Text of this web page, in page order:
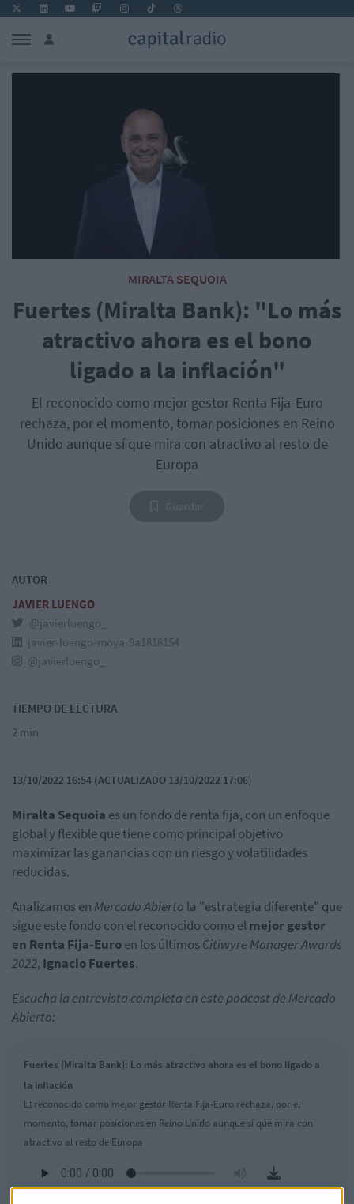
MIRALTA SEQUOIA
Fuertes (Miralta Bank): "Lo más
atractivo ahora es el bono
ligado a la inflación"
El reconocido como mejor gestor Renta Fija-Euro
rechaza, por el momento, tomar posiciones en Reino
Unido aunque sí que mira con atractivo al resto de
Europa
AUTOR
JAVIER LUENGO
@javierluengo_
javier-luengo-moya-9a1818154
@javierluengo_
TIEMPO DE LECTURA
2 min
13/10/2022 16:54 (ACTUALIZADO 13/10/2022 17:06)
Miralta Sequoia es un fondo de renta fija, con un enfoque
global y flexible que tiene como principal objetivo
maximizar las ganancias con un riesgo y volatilidades
reducidas.
Analizamos en Mercado Abierto la "estrategia diferente" que
sigue este fondo con el reconocido como elmejor gestor
en Renta Fija-Euroen los últimosCitiwyre Manager Awards
2022, Ignacio Fuertes.
Escucha la entrevista completa en este podcast de Mercado
Abierto:
Fuertes (Miralta Bank): Lo más atractivo ahora es el bono ligado a
la inflación
El reconocido como mejor gestor Renta Fija-Euro rechaza, por el
momento, tomar posiciones en Reino Unido aunque sí que mira con
atractivo al resto de Europa